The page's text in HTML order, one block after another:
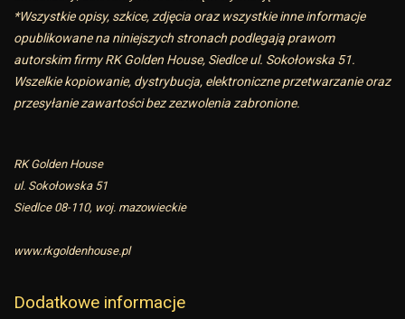
*Wszystkie opisy, szkice, zdjęcia oraz wszystkie inne informacje
opublikowane na niniejszych stronach podlegają prawom
autorskim firmy RK Golden House, Siedlce ul. Sokołowska 51.
Wszelkie kopiowanie, dystrybucja, elektroniczne przetwarzanie oraz
przesyłanie zawartości bez zezwolenia zabronione.
RK Golden House
ul. Sokołowska 51
Siedlce 08-110, woj. mazowieckie
www.rkgoldenhouse.pl
Dodatkowe informacje